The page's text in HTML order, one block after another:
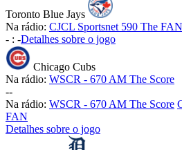
Toronto Blue Jays
Na rádio: CJCL Sportsnet 590 The FAN
- : -Detalhes sobre o jogo
Chicago Cubs
Na rádio: WSCR - 670 AM The Score
--
Na rádio: WSCR - 670 AM The Score
FAN
Detalhes sobre o jogo